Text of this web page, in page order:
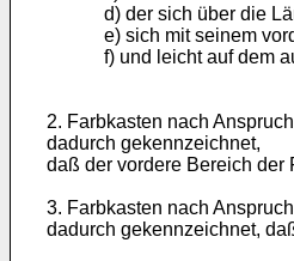
d) der sich über die
e) sich mit seinem
f) und leicht auf dem
2. Farbkasten nach
dadurch gekennzeichnet,
daß der vordere Bereich der
3. Farbkasten nach
dadurch gekennzeichnet,